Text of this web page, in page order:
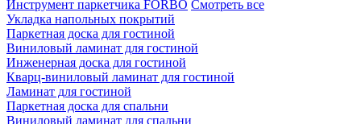
Инструмент паркетчика FORBO Смотреть все
Укладка напольных покрытий
Паркетная доска для гостиной
Виниловый ламинат для гостиной
Инженерная доска для гостиной
Кварц-виниловый ламинат для гостиной
Ламинат для гостиной
Паркетная доска для спальни
Виниловый ламинат для спальни